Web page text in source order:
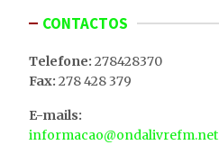
CONTACTOS
Telefone: 278428370
Fax: 278 428 379
E-mails:
informacao@ondalivrefm.net